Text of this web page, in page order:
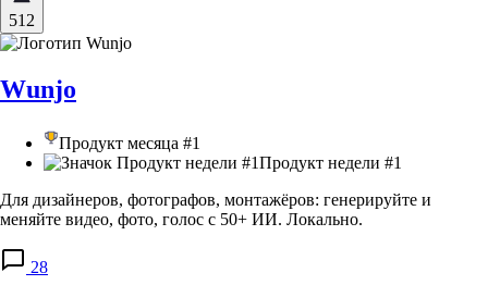
512
Wunjo
Продукт месяца #1
Продукт недели #1
Для дизайнеров, фотографов, монтажёров: генерируйте и
меняйте видео, фото, голос с 50+ ИИ. Локально.
28